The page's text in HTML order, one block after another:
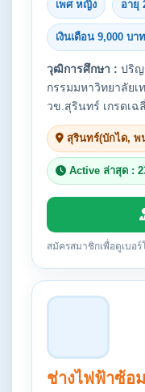
เพศ หญิง อายุ
เงินเดือน 9,000 บา
วุฒิการศึกษา : ปริญ
กรรมมหาวิทยาลัย
วข.สุรินทร์ เกรดเฉ
สุรินทร์(บักได, พ
Active ล่าสุด :
สมัครสมาชิกเพื่อดูเบอร์
ช่างไฟฟ้าซ้อ